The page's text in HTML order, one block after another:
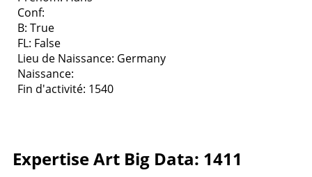
Conf:
B: True
FL: False
Lieu de Naissance: Germany
Naissance:
Fin d'activité: 1540
Expertise Art Big Data: 1411